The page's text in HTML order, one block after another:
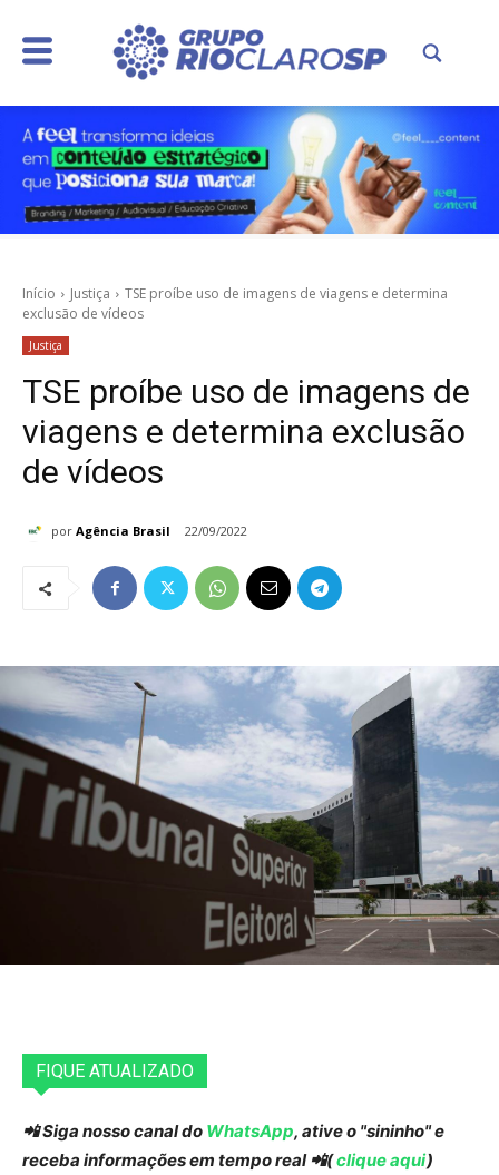
Início Justiça
TSE proíbe uso de imagens de viagens e determina
exclusão de vídeos
Justiça
TSE proíbe uso de imagens de
viagens e determina exclusão
de vídeos
por Agência Brasil 22/09/2022
FIQUE ATUALIZADO
📲 Siga nosso canal do WhatsApp, ative o "sininho" e
receba informações em tempo real 📲(clique aqui)